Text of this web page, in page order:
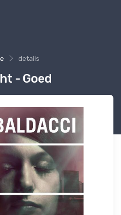
details
- Goed